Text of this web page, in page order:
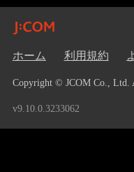
ホーム 利用規約
Copyright © JCOM Co., Ltd.
v9.10.0.3233062